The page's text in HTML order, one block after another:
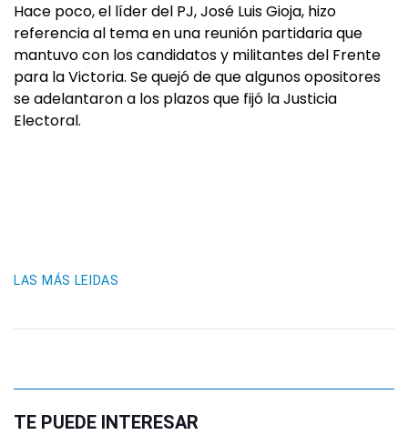
Hace poco, el líder del PJ, José Luis Gioja, hizo
referencia al tema en una reunión partidaria que
mantuvo con los candidatos y militantes del Frente
para la Victoria. Se quejó de que algunos opositores
se adelantaron a los plazos que fijó la Justicia
Electoral.
LAS MÁS LEIDAS
TE PUEDE INTERESAR